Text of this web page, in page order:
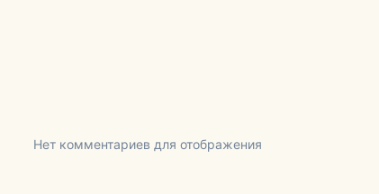
Нет комментариев для отображения